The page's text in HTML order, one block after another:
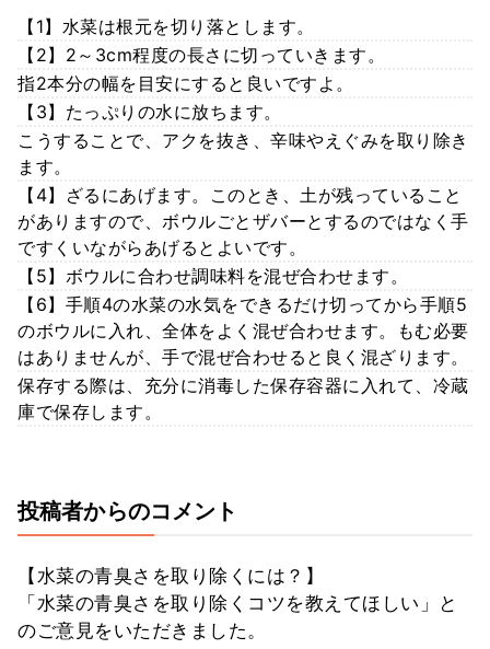
【1】水菜は根元を切り落とします。
【2】2～3cm程度の長さに切っていきます。
指2本分の幅を目安にすると良いですよ。
【3】たっぷりの水に放ちます。
こうすることで、アクを抜き、辛味やえぐみを取り除き
ます。
【4】ざるにあげます。このとき、土が残っていること
がありますので、ボウルごとザバーとするのではなく手
ですくいながらあげるとよいです。
【5】ボウルに合わせ調味料を混ぜ合わせます。
【6】手順4の水菜の水気をできるだけ切ってから手順5
のボウルに入れ、全体をよく混ぜ合わせます。もむ必要
はありませんが、手で混ぜ合わせると良く混ざります。
保存する際は、充分に消毒した保存容器に入れて、冷蔵
庫で保存します。
投稿者からのコメント
【水菜の青臭さを取り除くには？】
「水菜の青臭さを取り除くコツを教えてほしい」と
のご意見をいただきました。